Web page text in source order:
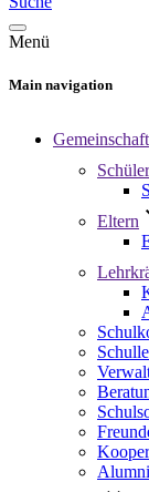
Menü
Main navigation
Gemeinschaft
Schüler
Eltern